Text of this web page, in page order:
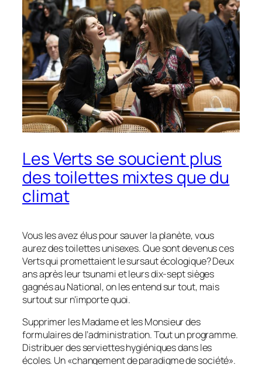
Les Verts se soucient plus
des toilettes mixtes que du
climat
Vous les avez élus pour sauver la planète, vous
aurez des toilettes unisexes. Que sont devenus ces
Verts qui promettaient le sursaut écologique? Deux
ans après leur tsunami et leurs dix-sept sièges
gagnés au National, on les entend sur tout, mais
surtout sur n’importe quoi.
Supprimer les Madame et les Monsieur des
formulaires de l’administration. Tout un programme.
Distribuer des serviettes hygiéniques dans les
écoles. Un «changement de paradigme de société».